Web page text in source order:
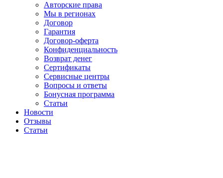
Авторские права
Мы в регионах
Договор
Гарантия
Договор-оферта
Конфиденциальность
Возврат денег
Сертификаты
Сервисные центры
Вопросы и ответы
Бонусная программа
Статьи
Новости
Отзывы
Статьи